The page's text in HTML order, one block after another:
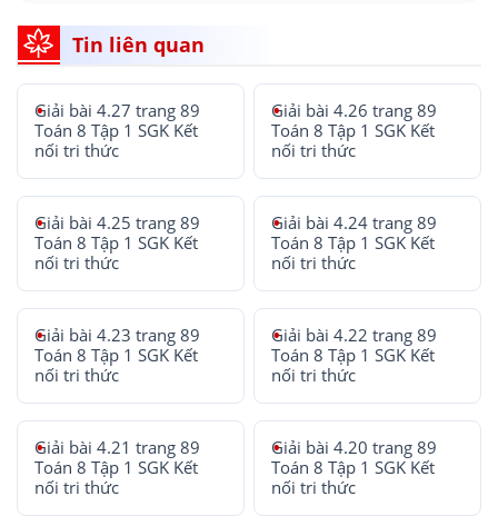
Tin liên quan
Giải bài 4.27 trang 89
Toán 8 Tập 1 SGK Kết
nối tri thức
Giải bài 4.26 trang 89
Toán 8 Tập 1 SGK Kết
nối tri thức
Giải bài 4.25 trang 89
Toán 8 Tập 1 SGK Kết
nối tri thức
Giải bài 4.24 trang 89
Toán 8 Tập 1 SGK Kết
nối tri thức
Giải bài 4.23 trang 89
Toán 8 Tập 1 SGK Kết
nối tri thức
Giải bài 4.22 trang 89
Toán 8 Tập 1 SGK Kết
nối tri thức
Giải bài 4.21 trang 89
Toán 8 Tập 1 SGK Kết
nối tri thức
Giải bài 4.20 trang 89
Toán 8 Tập 1 SGK Kết
nối tri thức